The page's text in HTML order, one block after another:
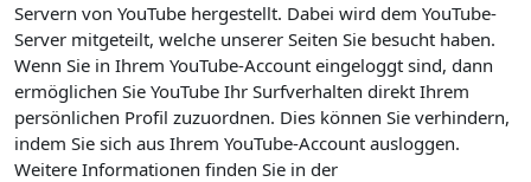
Servern von YouTube hergestellt. Dabei wird dem YouTube-
Server mitgeteilt, welche unserer Seiten Sie besucht haben.
Wenn Sie in Ihrem YouTube-Account eingeloggt sind, dann
ermöglichen Sie YouTube Ihr Surfverhalten direkt Ihrem
persönlichen Profil zuzuordnen. Dies können Sie verhindern,
indem Sie sich aus Ihrem YouTube-Account ausloggen.
Weitere Informationen finden Sie in der